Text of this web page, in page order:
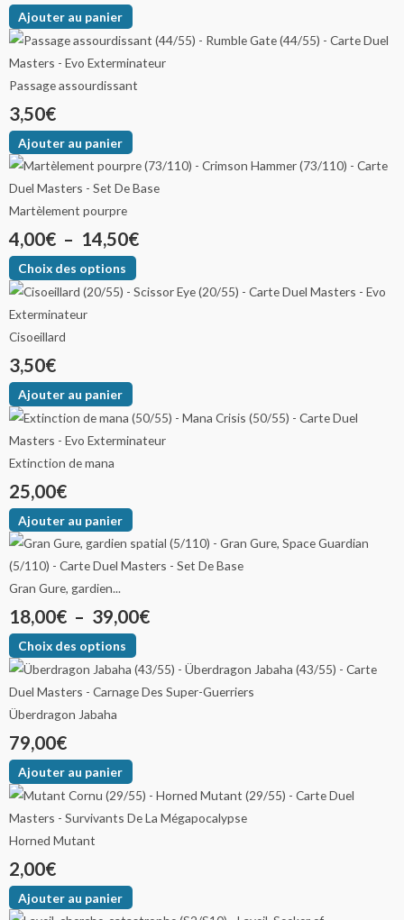
Ajouter au panier
Passage assourdissant
3,50€
Ajouter au panier
Martèlement pourpre
4,00€ – 14,50€
Choix des options
Cisoeillard
3,50€
Ajouter au panier
Extinction de mana
25,00€
Ajouter au panier
Gran Gure, gardien...
18,00€ – 39,00€
Choix des options
Überdragon Jabaha
79,00€
Ajouter au panier
Horned Mutant
2,00€
Ajouter au panier